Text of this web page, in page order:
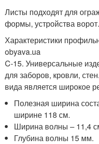
Листы подходят для
формы, устройства ворот.
Характеристики
obyava.ua
C-15. Универсальные
для заборов, кровли,
вида является широкое
Полезная ширина
ширине 118 см.
Ширина волны – 11,4
Глубина волны 15 мм.